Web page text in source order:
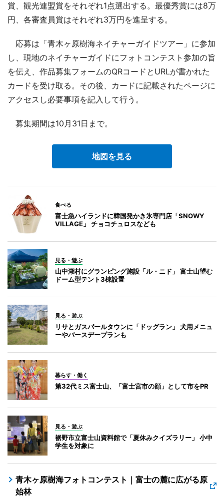
賞、観光連盟賞をそれぞれ1点選出する。最優秀賞には8万
円、各審査員賞はそれぞれ3万円を進呈する。
応募は「青木ヶ原樹海ネイチャーガイドツアー」に参加
し、現地のネイチャーガイドにフォトコンテスト参加の旨
を伝え、作品募集フォームのQRコードとURLが書かれた
カードを受け取る。その後、カードに記載されたページに
アクセスし必要事項を記入して行う。
募集期間は10月31日まで。
地図を見る
食べる
富士急ハイランドに韓国発かき氷専門店「SNOWY
VILLAGE」 チョコチュロスなども
見る・遊ぶ
山中湖村にグランピング施設「ル・ニド」 富士山望む
ドーム型テント3棟設置
見る・遊ぶ
リサとガスパールタウンに「ドッグラン」 犬用メニュ
ーやバースデープランも
暮らす・働く
第32代ミス富士山、「富士宮市の顔」として市をPR
見る・遊ぶ
裾野市立富士山資料館で「夏休みクイズラリー」 小中
学生を対象に
青木ヶ原樹海フォトコンテスト｜富士の麓に広がる原
始林